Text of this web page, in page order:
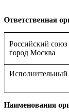
Ответственная
Российский
город Москва
Исполнительный
Наименования